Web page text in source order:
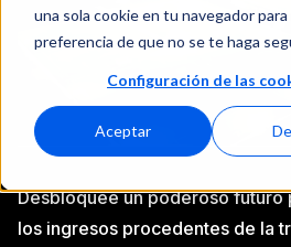
una sola cookie en tu navegador
preferencia de que no se te haga
Configuración de las
Aceptar
Desbloquee un poderoso futuro
los ingresos procedentes de la